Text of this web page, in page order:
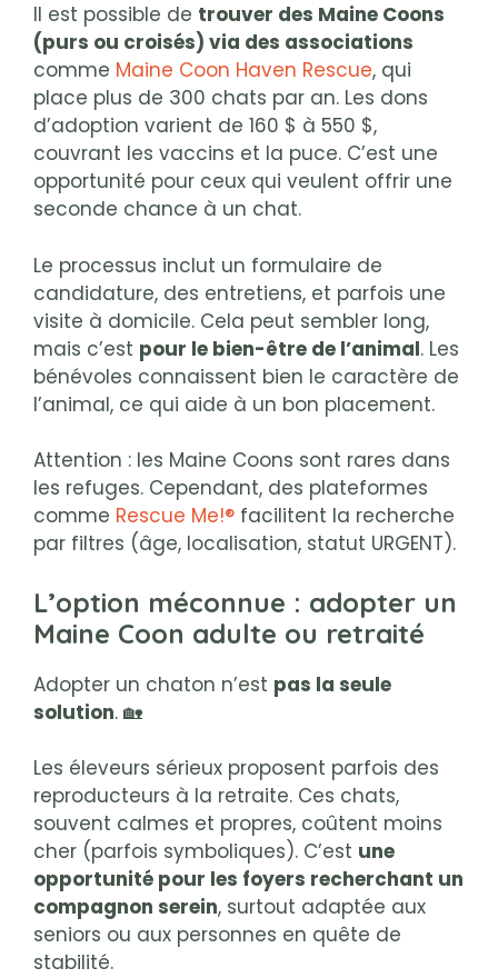
Il est possible de trouver des Maine Coons
(purs ou croisés) via des associations
comme Maine Coon Haven Rescue, qui
place plus de 300 chats par an. Les dons
d’adoption varient de 160 $ à 550 $,
couvrant les vaccins et la puce. C’est une
opportunité pour ceux qui veulent offrir une
seconde chance à un chat.
Le processus inclut un formulaire de
candidature, des entretiens, et parfois une
visite à domicile. Cela peut sembler long,
mais c’est pour le bien-être de l’animal. Les
bénévoles connaissent bien le caractère de
l’animal, ce qui aide à un bon placement.
Attention : les Maine Coons sont rares dans
les refuges. Cependant, des plateformes
comme Rescue Me!® facilitent la recherche
par filtres (âge, localisation, statut URGENT).
L’option méconnue : adopter un
Maine Coon adulte ou retraité
Adopter un chaton n’est pas la seule
solution. 🏡
Les éleveurs sérieux proposent parfois des
reproducteurs à la retraite. Ces chats,
souvent calmes et propres, coûtent moins
cher (parfois symboliques). C’est une
opportunité pour les foyers recherchant un
compagnon serein, surtout adaptée aux
seniors ou aux personnes en quête de
stabilité.